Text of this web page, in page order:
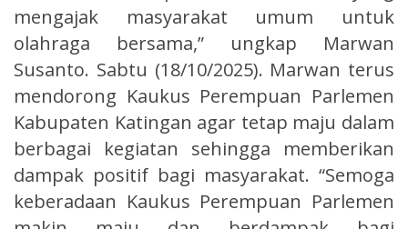
mengajak masyarakat umum untuk
olahraga bersama,” ungkap Marwan
Susanto. Sabtu (18/10/2025). Marwan terus
mendorong Kaukus Perempuan Parlemen
Kabupaten Katingan agar tetap maju dalam
berbagai kegiatan sehingga memberikan
dampak positif bagi masyarakat. “Semoga
keberadaan Kaukus Perempuan Parlemen